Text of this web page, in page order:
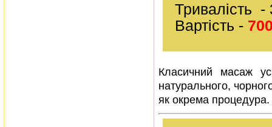
Тривалість -
Вартість -
Класичний масаж
натурального,
як окрема процедура.